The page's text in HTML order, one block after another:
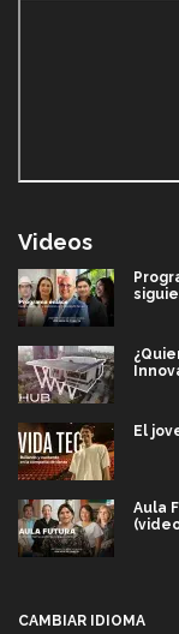
Videos
El
Aula
CAMBIAR IDIOMA